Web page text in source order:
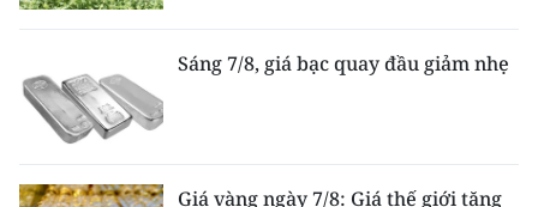
Sáng 7/8, giá bạc quay đầu giảm nhẹ
Giá vàng ngày 7/8: Giá thế giới tăng